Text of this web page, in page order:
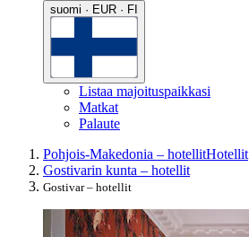
suomi · EUR · FI
Listaa majoituspaikkasi
Matkat
Palaute
Pohjois-Makedonia – hotellitHotellit
Gostivarin kunta – hotellit
Gostivar – hotellit